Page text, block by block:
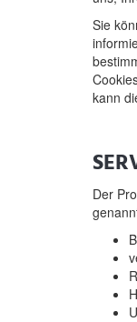
Sie
kann
Der